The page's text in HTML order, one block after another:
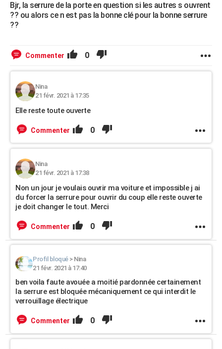
Dictionnaire
Biographies
Citations
Expressions
Proverbes
PROGRAMME TV
COPAINS D'AVANT
AVIS DE DÉCÈS
Bricolage
Lifestyle
Culture
Sport
Auto
Television
Voyage
Cinema
Bjr, la serrure de la porte en question si les autres s ouvrent
?? ou alors ce n est pas la bonne clé pour la bonne serrure
??
Commenter 0
Nina
21 févr. 2021 à 17:35
Elle reste toute ouverte
Commenter 0
Nina
21 févr. 2021 à 17:38
Non un jour je voulais ouvrir ma voiture et impossible j ai
du forcer la serrure pour ouvrir du coup elle reste ouverte
je doit changer le tout. Merci
Commenter 0
Profil bloqué> Nina
21 févr. 2021 à 17:40
ben voila faute avouée a moitié pardonnée certainement
la serrure est bloquée mécaniquement ce qui interdit le
verrouillage électrique
Commenter 0